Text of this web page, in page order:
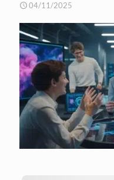
04/11/2025